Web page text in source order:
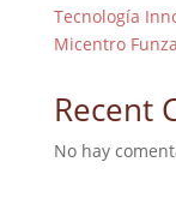
Tecnología
Micentro Funza
Recent
No hay